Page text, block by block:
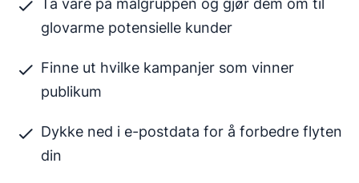
glovarme potensielle kunder
Finne ut hvilke kampanjer som vinner
publikum
Dykke ned i e-postdata for å forbedre flyten
din